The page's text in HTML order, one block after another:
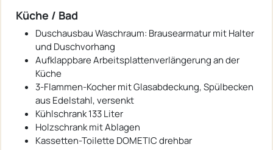
Küche / Bad
Duschausbau Waschraum: Brausearmatur mit Halter
und Duschvorhang
Aufklappbare Arbeitsplattenverlängerung an der
Küche
3-Flammen-Kocher mit Glasabdeckung, Spülbecken
aus Edelstahl, versenkt
Kühlschrank 133 Liter
Holzschrank mit Ablagen
Kassetten-Toilette DOMETIC drehbar